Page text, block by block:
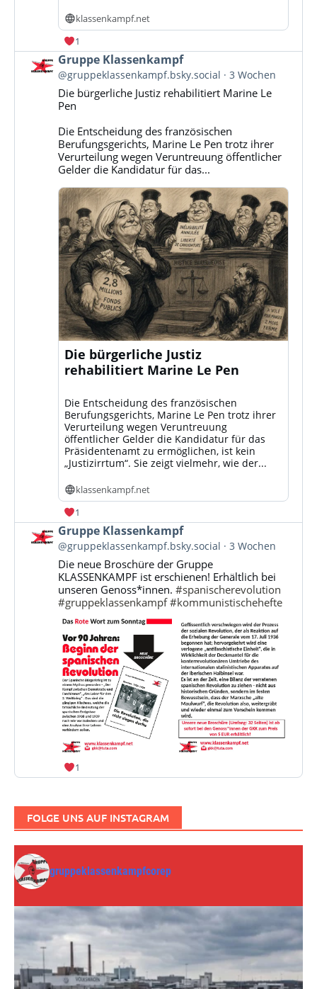
klassenkampf.net
1
Beitrag
von
Gruppe
Klassenkampf
Bluesky
ansehen
Gruppe Klassenkampf
@gruppeklassenkampf.bsky.social 3 Wochen
Die bürgerliche Justiz rehabilitiert Marine Le
Pen
Die Entscheidung des französischen
Berufungsgerichts, Marine Le Pen trotz ihrer
Verurteilung wegen Veruntreuung öffentlicher
Gelder die Kandidatur für das...
Die bürgerliche Justiz
rehabilitiert Marine Le Pen
Die Entscheidung des französischen
Berufungsgerichts, Marine Le Pen trotz ihrer
Verurteilung wegen Veruntreuung
öffentlicher Gelder die Kandidatur für das
Präsidentenamt zu ermöglichen, ist kein
„Justizirrtum“. Sie zeigt vielmehr, wie der...
klassenkampf.net
1
Beitrag
von
Gruppe
Klassenkampf
Bluesky
ansehen
Gruppe Klassenkampf
@gruppeklassenkampf.bsky.social 3 Wochen
Die neue Broschüre der Gruppe
KLASSENKAMPF ist erschienen! Erhältlich bei
unseren Genoss*innen.#spanischerevolution
#gruppeklassenkampf #kommunistischehefte
1
FOLGE UNS AUF INSTAGRAM
gruppeklassenkampfcorep